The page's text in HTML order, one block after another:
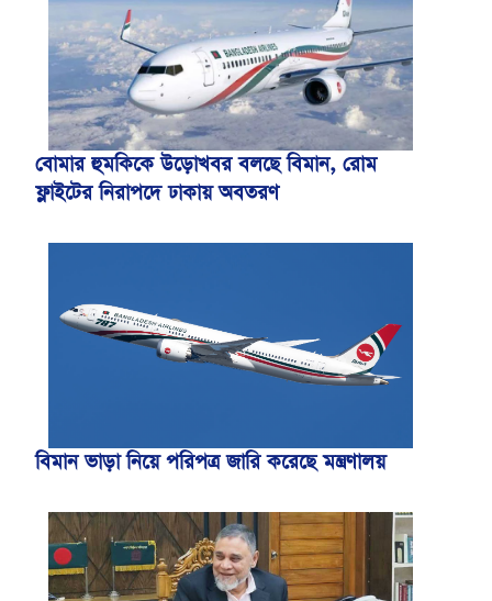
বোমার হুমকিকে উড়োখবর বলছে বিমান, রোম
ফ্লাইটের নিরাপদে ঢাকায় অবতরণ
বিমান ভাড়া নিয়ে পরিপত্র জারি করেছে মন্ত্রণালয়